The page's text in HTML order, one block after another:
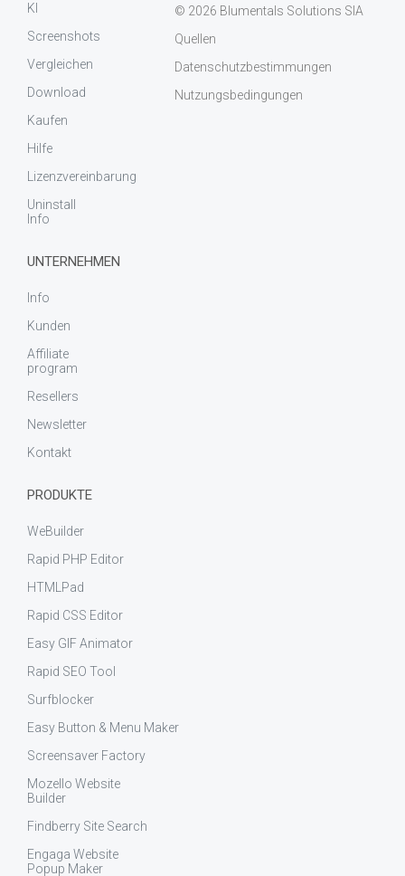
© 2026 Blumentals Solutions SIA
Quellen
Datenschutzbestimmungen
Nutzungsbedingungen
KI
Screenshots
Vergleichen
Download
Kaufen
Hilfe
Lizenzvereinbarung
Uninstall
Info
UNTERNEHMEN
Info
Kunden
Affiliate
program
Resellers
Newsletter
Kontakt
PRODUKTE
WeBuilder
Rapid PHP Editor
HTMLPad
Rapid CSS Editor
Easy GIF Animator
Rapid SEO Tool
Surfblocker
Easy Button & Menu Maker
Screensaver Factory
Mozello Website
Builder
Findberry Site Search
Engaga Website
Popup Maker